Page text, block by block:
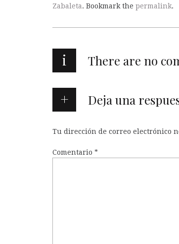
Zabaleta. Bookmark the permalink.
i There are no
Deja una
Tu dirección de correo electrónico
Comentario *